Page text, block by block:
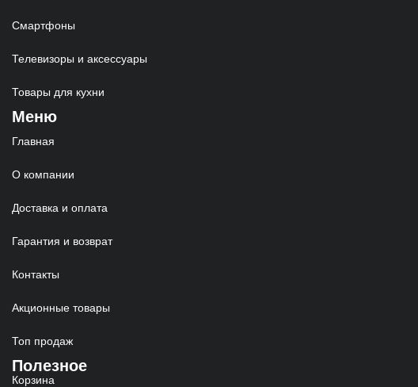
Смартфоны
Телевизоры и аксессуары
Товары для кухни
Меню
Главная
О компании
Доставка и оплата
Гарантия и возврат
Контакты
Акционные товары
Топ продаж
Полезное
Корзина